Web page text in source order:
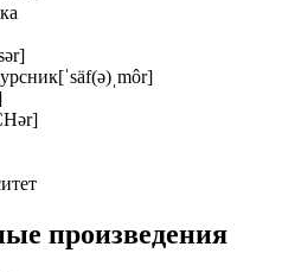
[ˈsäf(ə)ˌmôr]
произведения